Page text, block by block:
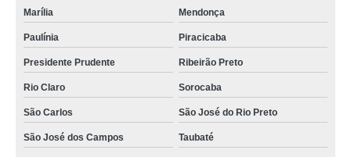
Marília Mendonça
Paulínia Piracicaba
Presidente Prudente Ribeirão Preto
Rio Claro Sorocaba
São Carlos São José do Rio Preto
São José dos Campos Taubaté